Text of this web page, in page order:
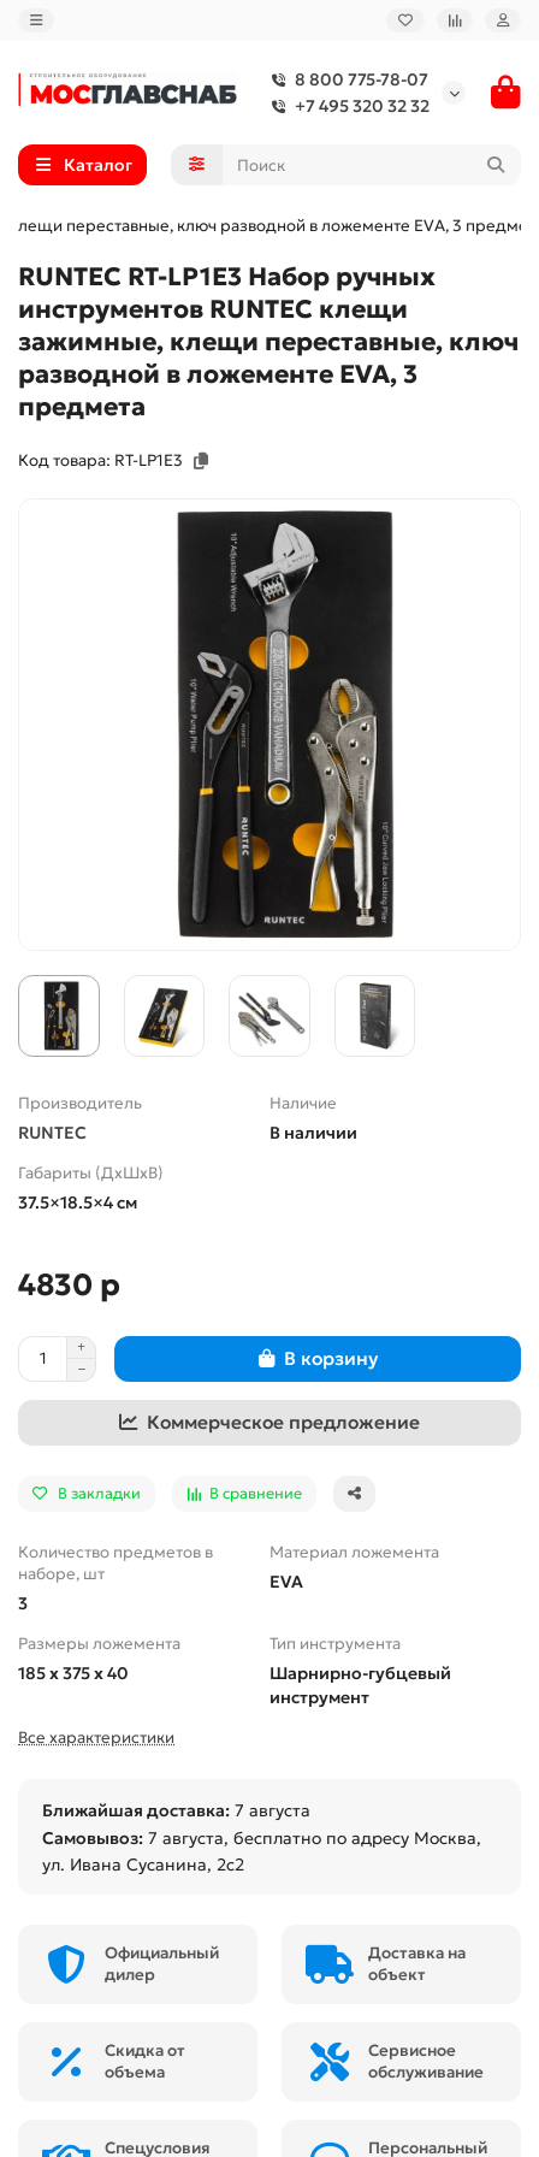
8 800 775-78-07
+7 495 320 32 32
Каталог
клещи переставные, ключ разводной в ложементе EVA, 3
RUNTEC RT-LP1E3 Набор ручных
инструментов RUNTEC клещи
зажимные, клещи переставные, ключ
разводной в ложементе EVA, 3
предмета
Код товара: RT-LP1E3
Производитель
RUNTEC
Наличие
В наличии
Габариты (ДхШхВ)
37.5×18.5×4 см
4830 р
В корзину
Коммерческое предложение
В закладки В сравнение
Количество предметов в
наборе, шт
3
Материал ложемента
EVA
Размеры ложемента
185 x 375 x 40
Тип инструмента
Шарнирно-губцевый
инструмент
Все характеристики
Ближайшая доставка: 7 августа
Самовывоз: 7 августа, бесплатно по адресу Москва,
ул. Ивана Сусанина, 2с2
Официальный
дилер
Доставка на
объект
Скидка от
объема
Сервисное
обслуживание
Спецусловия Персональный